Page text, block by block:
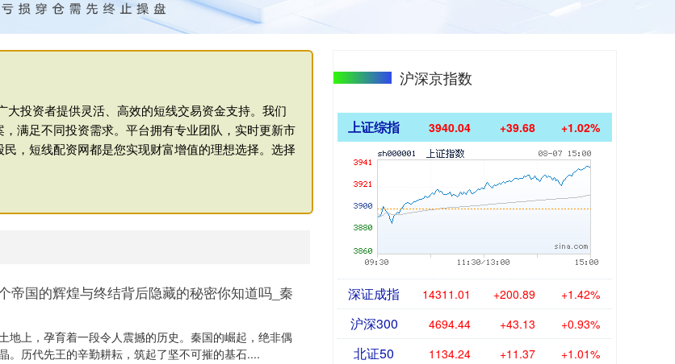
投资者提供灵活、高效的短线交易资金支持。我们
满足不同投资需求。平台拥有专业团队，实时更新市
，短线配资网都是您实现财富增值的理想选择。选择
帝国的辉煌与终结背后隐藏的秘密你知道吗_秦
地上，孕育着一段令人震撼的历史。秦国的崛起，绝非偶
。历代先王的辛勤耕耘，筑起了坚不可摧的基石....
沪深京指数
上证综指 3940.04 +39.68 +1.02%
深证成指 14311.01 +200.89 +1.42%
沪深300 4694.44 +43.13 +0.93%
北证50 1134.24 +11.37 +1.01%